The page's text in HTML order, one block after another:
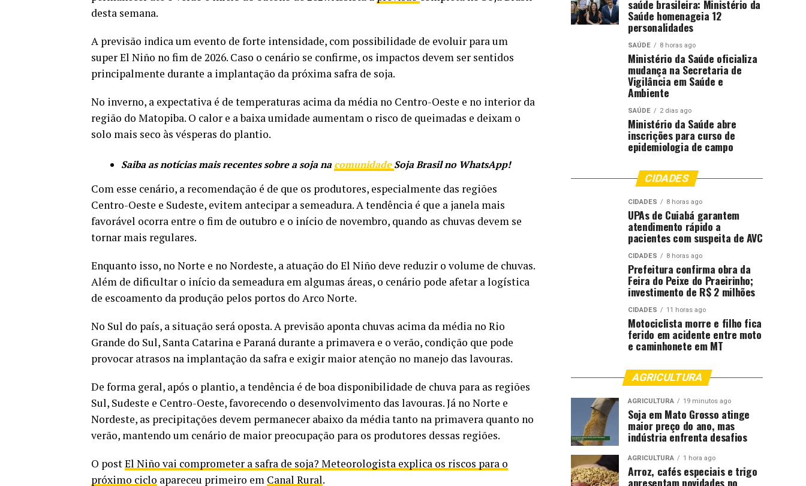
desta semana.
A previsão indica um evento de forte intensidade, com possibilidade de evoluir para um
super El Niño no fim de 2026. Caso o cenário se confirme, os impactos devem ser sentidos
principalmente durante a implantação da próxima safra de soja.
No inverno, a expectativa é de temperaturas acima da média no Centro-Oeste e no interior da
região do Matopiba. O calor e a baixa umidade aumentam o risco de queimadas e deixam o
solo mais seco às vésperas do plantio.
Saiba as notícias mais recentes sobre a soja na comunidadeSoja Brasil no WhatsApp!
Com esse cenário, a recomendação é de que os produtores, especialmente das regiões
Centro-Oeste e Sudeste, evitem antecipar a semeadura. A tendência é que a janela mais
favorável ocorra entre o fim de outubro e o início de novembro, quando as chuvas devem se
tornar mais regulares.
Enquanto isso, no Norte e no Nordeste, a atuação do El Niño deve reduzir o volume de chuvas.
Além de dificultar o início da semeadura em algumas áreas, o cenário pode afetar a logística
de escoamento da produção pelos portos do Arco Norte.
No Sul do país, a situação será oposta. A previsão aponta chuvas acima da média no Rio
Grande do Sul, Santa Catarina e Paraná durante a primavera e o verão, condição que pode
provocar atrasos na implantação da safra e exigir maior atenção no manejo das lavouras.
De forma geral, após o plantio, a tendência é de boa disponibilidade de chuva para as regiões
Sul, Sudeste e Centro-Oeste, favorecendo o desenvolvimento das lavouras. Já no Norte e
Nordeste, as precipitações devem permanecer abaixo da média tanto na primavera quanto no
verão, mantendo um cenário de maior preocupação para os produtores dessas regiões.
O postEl Niño vai comprometer a safra de soja? Meteorologista explica os riscos para o
próximo ciclo apareceu primeiro em Canal Rural.
saúde brasileira: Ministério da
Saúde homenageia 12
personalidades
SAÚDE 8 horas ago
Ministério da Saúde oficializa
mudança na Secretaria de
Vigilância em Saúde e
Ambiente
SAÚDE 2 dias ago
Ministério da Saúde abre
inscrições para curso de
epidemiologia de campo
CIDADES
CIDADES 8 horas ago
UPAs de Cuiabá garantem
atendimento rápido a
pacientes com suspeita de AVC
CIDADES 8 horas ago
Prefeitura confirma obra da
Feira do Peixe do Praeirinho;
investimento de R$ 2 milhões
CIDADES 11 horas ago
Motociclista morre e filho fica
ferido em acidente entre moto
e caminhonete em MT
AGRICULTURA
AGRICULTURA 19 minutos ago
Soja em Mato Grosso atinge
maior preço do ano, mas
indústria enfrenta desafios
AGRICULTURA 1 hora ago
Arroz, cafés especiais e trigo
apresentam novidades no